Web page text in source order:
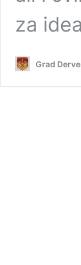
za
Grad